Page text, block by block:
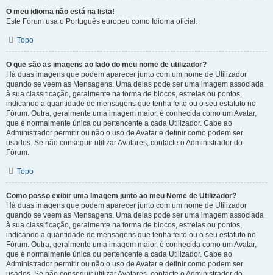
O meu idioma não está na lista!
Este Fórum usa o Português europeu como Idioma oficial.
Topo
O que são as imagens ao lado do meu nome de utilizador?
Há duas imagens que podem aparecer junto com um nome de Utilizador
quando se veem as Mensagens. Uma delas pode ser uma imagem associada
à sua classificação, geralmente na forma de blocos, estrelas ou pontos,
indicando a quantidade de mensagens que tenha feito ou o seu estatuto no
Fórum. Outra, geralmente uma imagem maior, é conhecida como um Avatar,
que é normalmente única ou pertencente a cada Utilizador. Cabe ao
Administrador permitir ou não o uso de Avatar e definir como podem ser
usados. Se não conseguir utilizar Avatares, contacte o Administrador do
Fórum.
Topo
Como posso exibir uma Imagem junto ao meu Nome de Utilizador?
Há duas imagens que podem aparecer junto com um nome de Utilizador
quando se veem as Mensagens. Uma delas pode ser uma imagem associada
à sua classificação, geralmente na forma de blocos, estrelas ou pontos,
indicando a quantidade de mensagens que tenha feito ou o seu estatuto no
Fórum. Outra, geralmente uma imagem maior, é conhecida como um Avatar,
que é normalmente única ou pertencente a cada Utilizador. Cabe ao
Administrador permitir ou não o uso de Avatar e definir como podem ser